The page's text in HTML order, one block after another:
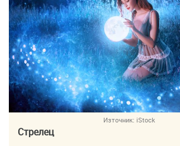
Източник: iStock
Стрелец